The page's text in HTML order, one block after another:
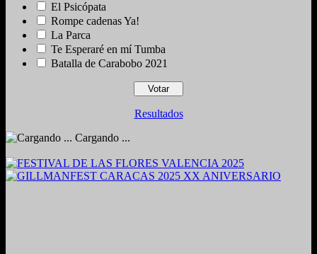
El Psicópata
Rompe cadenas Ya!
La Parca
Te Esperaré en mí Tumba
Batalla de Carabobo 2021
Resultados
Cargando ...